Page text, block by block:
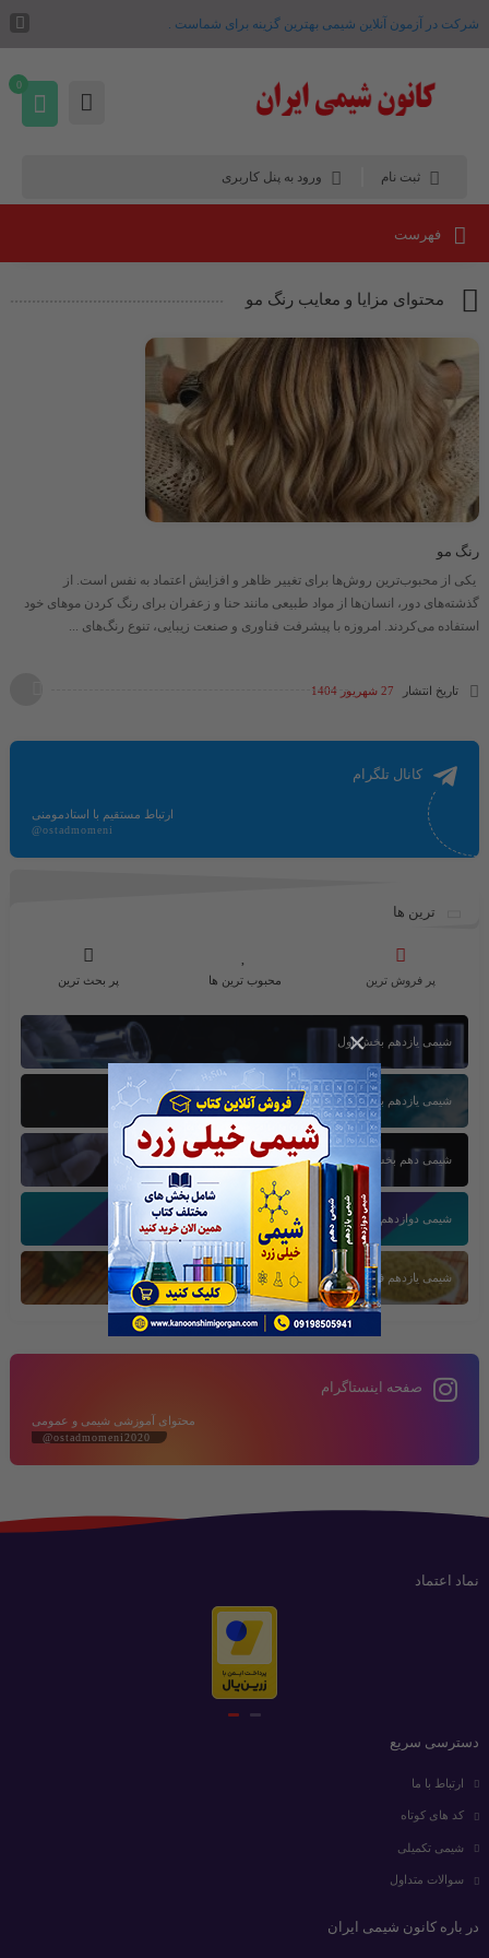
×
شرکت در آزمون آنلاین شیمی بهترین گزینه برای شماست .
ثبت نام ورود به پنل کاربری
0
فهرست
محتوای مزایا و معایب رنگ مو
رنگ مو
یکی از محبوب‌ترین روش‌ها برای تغییر ظاهر و افزایش اعتماد به نفس است. از
گذشته‌های دور، انسان‌ها از مواد طبیعی مانند حنا و زعفران برای رنگ کردن موهای خود
استفاده می‌کردند. امروزه با پیشرفت فناوری و صنعت زیبایی، تنوع رنگ‌های ...
تاریخ انتشار 27 شهریور 1404
کانال تلگرام
ارتباط مستقیم با استادمومنی
@ostadmomeni
ترین ها
پر فروش ترین محبوب ترین ها پر بحث ترین
شیمی یازدهم بخش اول
شیمی یازدهم بخش سوم
شیمی دهم بخش اول
شیمی دوازدهم بخش سوم
شیمی یازدهم فصل دوم
صفحه اینستاگرام
محتوای آموزشی شیمی و عمومی
@ostadmomeni2020
نماد اعتماد
دسترسی سریع
ارتباط با ما
کد های کوتاه
شیمی تکمیلی
سوالات متداول
در باره کانون شیمی ایران